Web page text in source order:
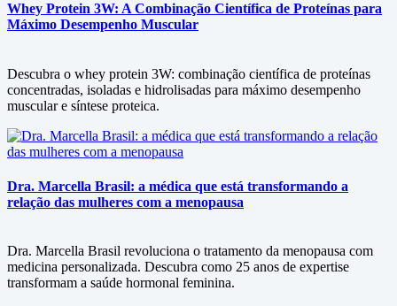
Whey Protein 3W: A Combinação Científica de Proteínas para
Máximo Desempenho Muscular
Descubra o whey protein 3W: combinação científica de proteínas
concentradas, isoladas e hidrolisadas para máximo desempenho
muscular e síntese proteica.
Dra. Marcella Brasil: a médica que está transformando a
relação das mulheres com a menopausa
Dra. Marcella Brasil revoluciona o tratamento da menopausa com
medicina personalizada. Descubra como 25 anos de expertise
transformam a saúde hormonal feminina.